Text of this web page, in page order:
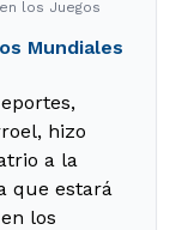
los Juegos
Mundiales
hizo
a la
que estará
los